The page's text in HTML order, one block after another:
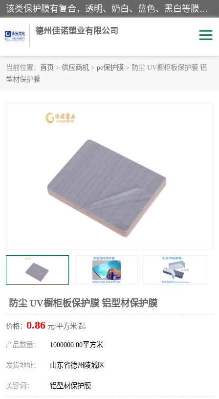
该类保护膜有复合，透明、奶白、蓝色、黑白等膜型。特高粘，高粘，中高粘，中粘，中低粘，低粘等。对于不同的粘力要求有相应的产品相适配。无胶渍残留污染。在较宽的收卷幅度下平整无皱纹，收卷长度大，利于机械化及自动化施工粘贴。为您的产品提供的表面保护解决方案。 产品广泛适用于：铝材、不锈钢、金属、塑料、电子、家电、家具、玻璃、化工材料、装饰材料等。
德州佳诺塑业有限公司
当前位置： 首页 > 供应商机 > pe保护膜 > 防尘 UV橱柜板保护膜 铝
型材保护膜
防尘 UV橱柜板保护膜 铝型材保护膜
价格： 0.86 元/平方米 起
产品数量： 1000000.00平方米
发货地址： 山东省德州陵城区
关键词： 铝型材保护膜
pe保护膜
乳白保护膜
明蓝保护膜
彩钢板保护膜
两边上胶保护膜
不锈钢板保护膜 一次性隔离膜